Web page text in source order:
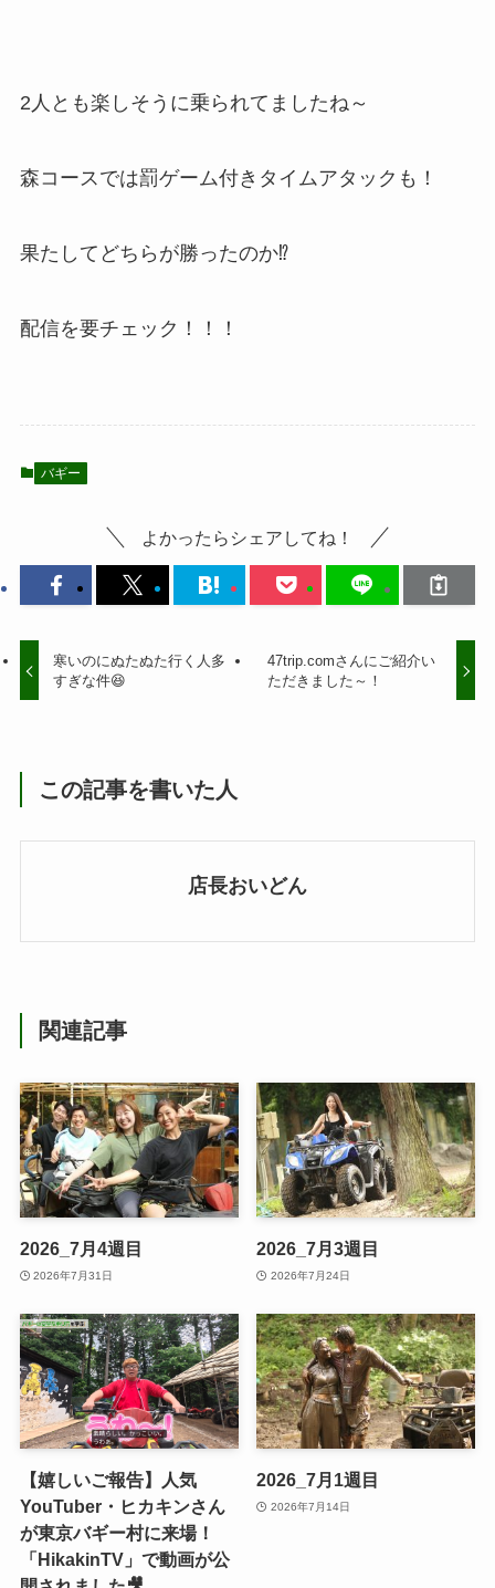
2人とも楽しそうに乗られてましたね～
森コースでは罰ゲーム付きタイムアタックも！
果たしてどちらが勝ったのか⁉
配信を要チェック！！！
バギー
よかったらシェアしてね！
寒いのにぬたぬた行く人多
すぎな件😆
47trip.comさんにご紹介い
ただきました～！
この記事を書いた人
店長おいどん
関連記事
2026_7月4週目
2026年7月31日
2026_7月3週目
2026年7月24日
【嬉しいご報告】人気
YouTuber・ヒカキンさん
が東京バギー村に来場！
「HikakinTV」で動画が公
2026_7月1週目
2026年7月14日